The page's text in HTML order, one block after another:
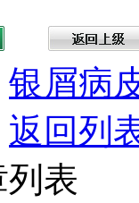
银屑病
返回列
表